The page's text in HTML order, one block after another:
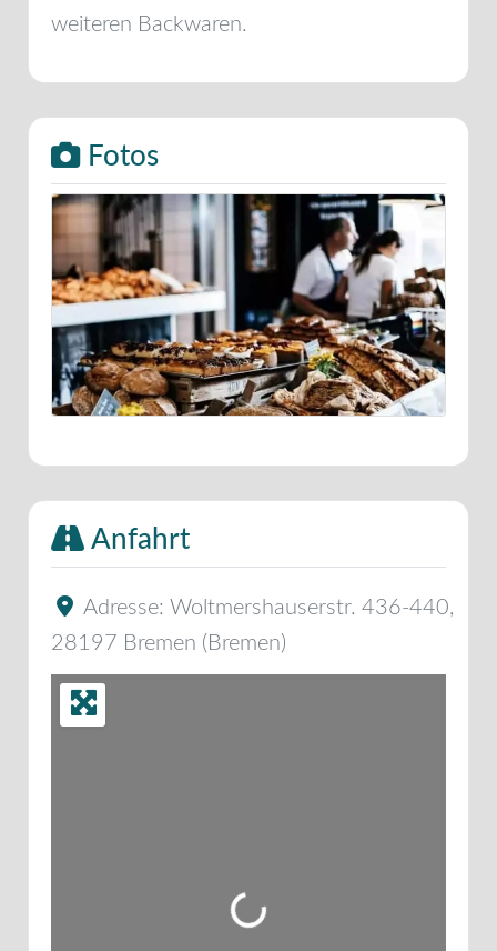
weiteren Backwaren.
Fotos
Anfahrt
Adresse: Woltmershauserstr. 436-440,
28197 Bremen ( Bremen)
Wird geladen …